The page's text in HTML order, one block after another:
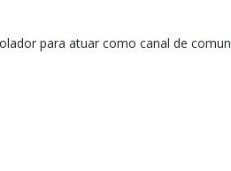
para atuar como canal de